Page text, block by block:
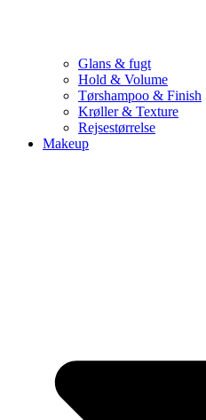
Glans & fugt
Hold & Volume
Tørshampoo & Finish
Krøller & Texture
Rejsestørrelse
Makeup